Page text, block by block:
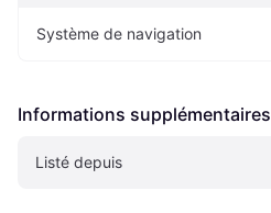
Système de navigation
Informations supplémentaires
Listé depuis